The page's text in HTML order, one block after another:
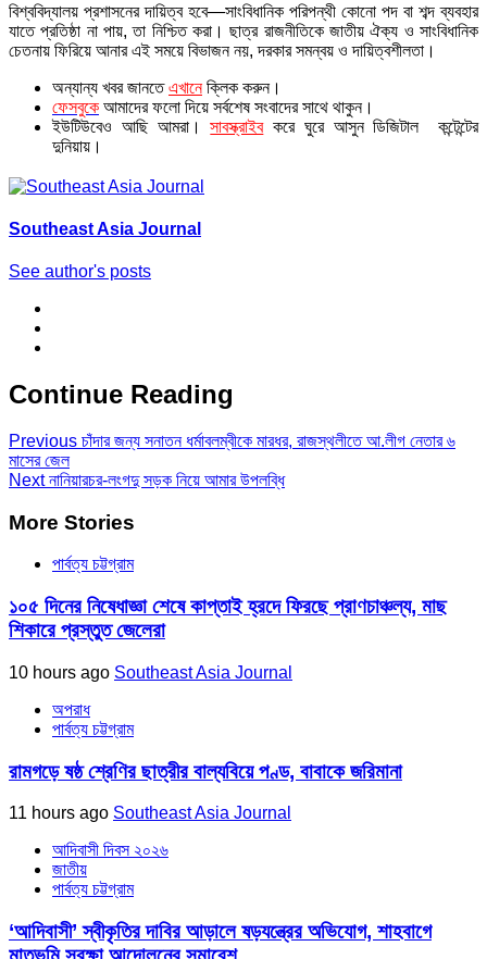
বিশ্ববিদ্যালয় প্রশাসনের দায়িত্ব হবে—সাংবিধানিক পরিপন্থী কোনো পদ বা শব্দ ব্যবহার
যাতে প্রতিষ্ঠা না পায়, তা নিশ্চিত করা। ছাত্র রাজনীতিকে জাতীয় ঐক্য ও সাংবিধানিক
চেতনায় ফিরিয়ে আনার এই সময়ে বিভাজন নয়, দরকার সমন্বয় ও দায়িত্বশীলতা।
অন্যান্য খবর জানতে এখানে ক্লিক করুন।
ফেসবুকে আমাদের ফলো দিয়ে সর্বশেষ সংবাদের সাথে থাকুন।
ইউটিউবেও আছি আমরা।
সাবস্ক্রাইব করে ঘুরে আসুন ডিজিটাল কন্টেন্টের
দুনিয়ায়।
Southeast Asia Journal
See author's posts
Continue Reading
Previous চাঁদার জন্য সনাতন ধর্মাবলম্বীকে মারধর, রাজস্থলীতে আ.লীগ নেতার ৬
মাসের জেল
Nextনানিয়ারচর-লংগদু সড়ক নিয়ে আমার উপলব্ধি
More Stories
পার্বত্য চট্টগ্রাম
১০৫ দিনের নিষেধাজ্ঞা শেষে কাপ্তাই হ্রদে ফিরছে প্রাণচাঞ্চল্য, মাছ
শিকারে প্রস্তুত জেলেরা
10 hours ago Southeast Asia Journal
অপরাধ
পার্বত্য চট্টগ্রাম
রামগড়ে ষষ্ঠ শ্রেণির ছাত্রীর বাল্যবিয়ে পণ্ড, বাবাকে জরিমানা
11 hours ago Southeast Asia Journal
আদিবাসী দিবস ২০২৬
জাতীয়
পার্বত্য চট্টগ্রাম
‘আদিবাসী’ স্বীকৃতির দাবির আড়ালে ষড়যন্ত্রের অভিযোগ, শাহবাগে